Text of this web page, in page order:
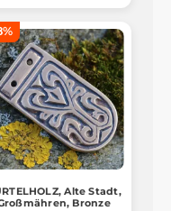
Alte Stadt,
Bronze